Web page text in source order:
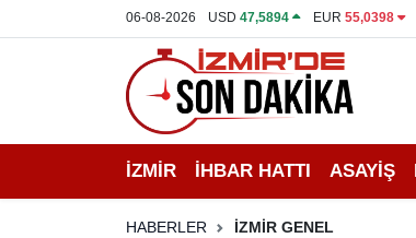
06-08-2026 USD47,5894 EUR 55,0398
İZMİR İHBAR HATTI ASAYİŞ
HABERLER İZMİR GENEL
İHBAR HATTI
DEPREM
İzmir Nöbetçi Eczaneler
İzmir Hava Durumu
İzmir Namaz Vakitleri